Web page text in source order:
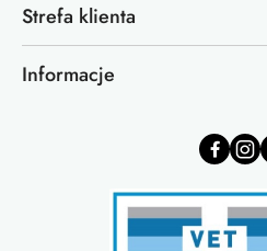
Strefa klienta
Informacje